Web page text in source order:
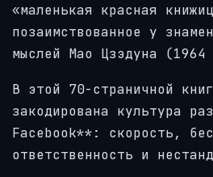
«маленькая красная
позаимствованное у
мыслей Мао Цзэдуна
В этой 70-страничной
закодирована культура
Facebook**: скорость,
ответственность и